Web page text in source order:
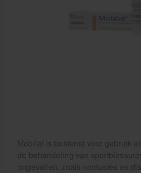
Mobilat is bestemd voor gebruik
de behandeling van
ongevallen, zoals contusies en